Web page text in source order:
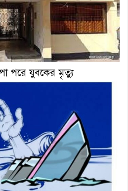
পরে যুবকের মৃত্যু